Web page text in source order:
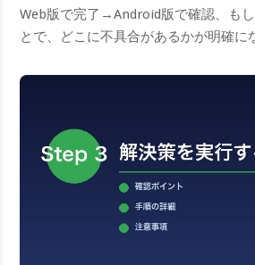
Web版で完了→Android版で確認、も
とで、どこに不具合があるかが明確に